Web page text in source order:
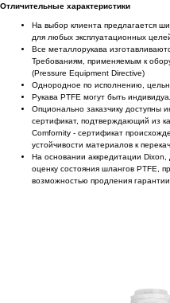
Отличительные характеристики
На выбор клиента предлагается
для любых эксплуатационных
Все металлорукава
Требованиям, применяемым к
(Pressure Equipment Directive)
Однородное по исполнению,
Рукава PTFE могут быть
Опционально заказчику доступны
сертификат, подтверждающий из
Comfornity - сертификат
устойчивости материалов к
На основании аккредитации
оценку состояния шлангов PTFE,
возможностью продления гарантии